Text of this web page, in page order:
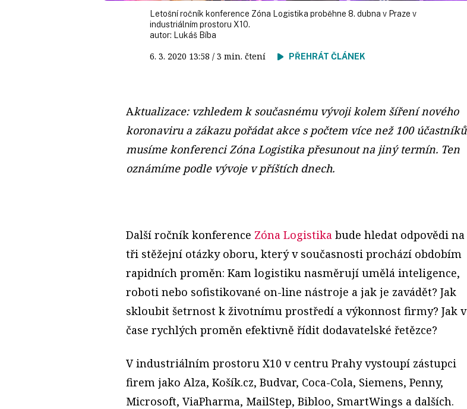
Letošní ročník konference Zóna Logistika proběhne 8. dubna v Praze v
industriálním prostoru X10.
autor: Lukáš Bíba
6. 3. 2020 13:58 / 3 min. čtení PŘEHRÁT ČLÁNEK
Aktualizace: vzhledem k současnému vývoji kolem šíření nového
koronaviru a zákazu pořádat akce s počtem více než 100 účastníků
musíme konferenci Zóna Logistika přesunout na jiný termín. Ten
oznámíme podle vývoje v příštích dnech.
Další ročník konference Zóna Logistika bude hledat odpovědi na
tři stěžejní otázky oboru, který v současnosti prochází obdobím
rapidních proměn: Kam logistiku nasměrují umělá inteligence,
roboti nebo sofistikované on-line nástroje a jak je zavádět? Jak
skloubit šetrnost k životnímu prostředí a výkonnost firmy? Jak v
čase rychlých proměn efektivně řídit dodavatelské řetězce?
V industriálním prostoru X10 v centru Prahy vystoupí zástupci
firem jako Alza, Košík.cz, Budvar, Coca-Cola, Siemens, Penny,
Microsoft, ViaPharma, MailStep, Bibloo, SmartWings a dalších.